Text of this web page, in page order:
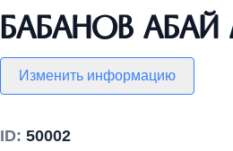
Бабанов
Изменить информацию
ID: 50002